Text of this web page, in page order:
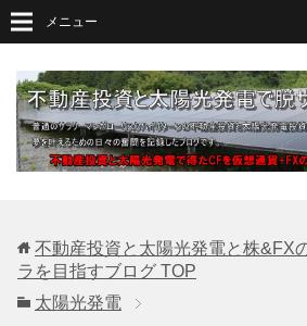
メニュー
不動産投資と太陽光発電と株&FX
ラを目指すブログ TOP
太陽光発電